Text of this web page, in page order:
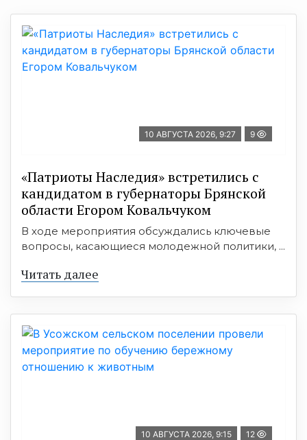
10 АВГУСТА 2026, 9:27 9
«Патриоты Наследия» встретились с
кандидатом в губернаторы Брянской
области Егором Ковальчуком
В ходе мероприятия обсуждались ключевые
вопросы, касающиеся молодежной политики, ...
Читать далее
10 АВГУСТА 2026, 9:15 12